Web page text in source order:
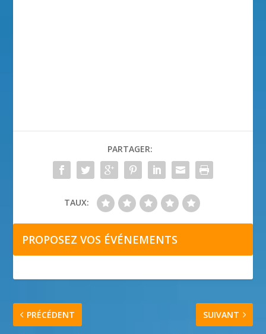
PARTAGER:
TAUX:
PROPOSEZ VOS ÉVÉNEMENTS
PRÉCÉDENT SUIVANT